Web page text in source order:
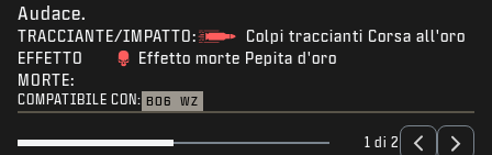
Audace.
TRACCIANTE/IMPATTO:
Colpi traccianti Corsa all'oro
EFFETTO
MORTE:
Effetto morte Pepita d'oro
COMPATIBILE CON: BO6 WZ
1 di 2